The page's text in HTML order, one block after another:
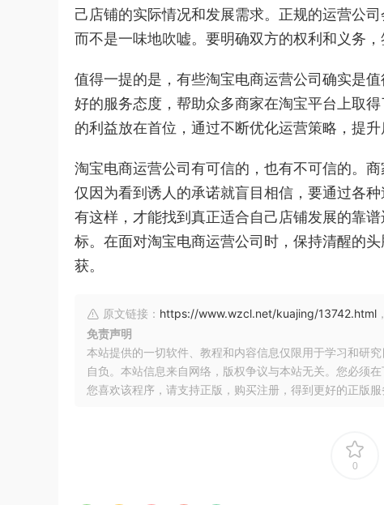
己店铺的实际情况和发展需求。正规的运营公
而不是一味地吹嘘。要明确双方的权利和义务
值得一提的是，有些淘宝电商运营公司确实是
好的服务态度，帮助众多商家在淘宝平台上取
的利益放在首位，通过不断优化运营策略，提升
淘宝电商运营公司有可信的，也有不可信的。
仅因为看到诱人的承诺就盲目相信，要通过各
有这样，才能找到真正适合自己店铺发展的靠
标。在面对淘宝电商运营公司时，保持清醒的
获。
原文链接： https://www.wzcl.net/kuajing/13742.html
免责声明
本站提供的一切软件、教程和内容信息仅限用于学习和研
自负。本站信息来自网络，版权争议与本站无关。您必须
您喜欢该程序，请支持正版，购买注册，得到更好的正版
0